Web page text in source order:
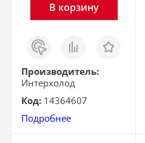
В корзину
Заказ
в 1
клик
Сравнить Отложить
Производитель:
Интерхолод
Код: 14364607
Подробнее